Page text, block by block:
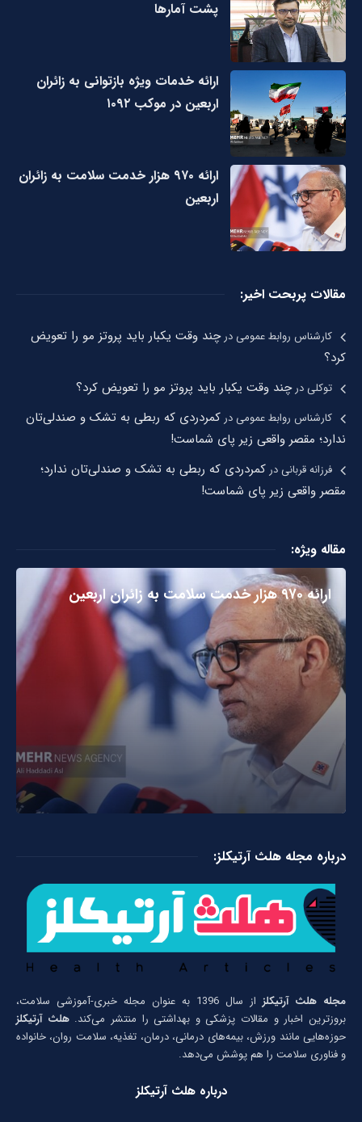
پشت آمارها
ارائه خدمات ویژه بازتوانی به زائران
اربعین در موکب ۱۰۹۲
ارائه ۹۷۰ هزار خدمت سلامت به زائران
اربعین
مقالات پربحت اخیر:
کارشناس روابط عمومیدرچند وقت یکبار باید پروتز مو را تعویض
کرد؟
توکلیدرچند وقت یکبار باید پروتز مو را تعویض کرد؟
کارشناس روابط عمومیدر کمردردی که ربطی به تشک و صندلی‌تان
ندارد؛ مقصر واقعی زیر پای شماست!
فرزانه قربانیدر کمردردی که ربطی به تشک و صندلی‌تان ندارد؛
مقصر واقعی زیر پای شماست!
مقاله ویژه:
ارائه ۹۷۰ هزار خدمت سلامت به زائران اربعین
درباره مجله هلث آرتیکلز:
مجله هلث آرتیکلز
از سال 1396 به عنوان مجله خبری-آموزشی سلامت،
بروزترین اخبار و مقالات پزشکی و بهداشتی را منتشر می‌کند.هلث آرتیکلز
حوزه‌هایی مانند ورزش، بیمه‌های درمانی، درمان، تغذیه، سلامت روان، خانواده
و فناوری سلامت را هم پوشش می‌دهد.
درباره هلث آرتیکلز